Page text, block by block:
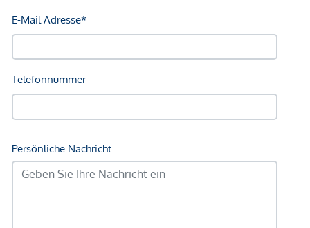
Bus <250m
Autobahnanschluss <3.250m
Bahnhof <500m
*Der Vertrag kommt nicht mit der INFINA Credit Broker